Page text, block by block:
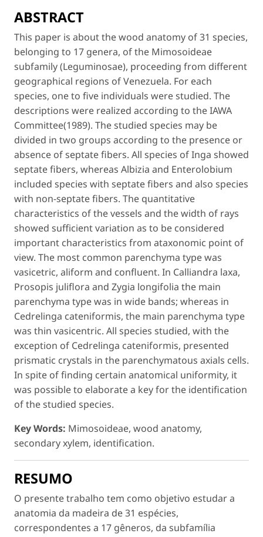
ABSTRACT
This paper is about the wood anatomy of 31 species,
belonging to 17 genera, of the Mimosoideae
subfamily (Leguminosae), proceeding from different
geographical regions of Venezuela. For each
species, one to five individuals were studied. The
descriptions were realized according to the IAWA
Committee(1989). The studied species may be
divided in two groups according to the presence or
absence of septate fibers. All species ofInga showed
septate fibers, whereas Albizia and Enterolobium
included species with septate fibers and also species
with non-septate fibers. The quantitative
characteristics of the vessels and the width of rays
showed sufficient variation as to be considered
important characteristics from ataxonomic point of
view. The most common parenchyma type was
vasicetric, aliform and confluent. In Calliandra laxa,
Prosopis juliflora and Zygia longifolia the main
parenchyma type was in wide bands; whereas in
Cedrelinga cateniformis, the main parenchyma type
was thin vasicentric. All species studied, with the
exception of Cedrelinga cateniformis, presented
prismatic crystals in the parenchymatous axials cells.
In spite of finding certain anatomical uniformity, it
was possible to elaborate a key for the identification
of the studied species.
Key Words: Mimosoideae, wood anatomy,
secondary xylem, identification.
RESUMO
O presente trabalho tem como objetivo estudar a
anatomia da madeira de 31 espécies,
correspondentes a 17 gêneros, da subfamília